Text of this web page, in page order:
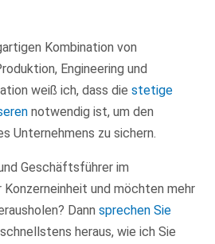
Kombination von
Engineering und
weiß ich, dass diestetige
notwendig ist, um den
Unternehmens zu sichern.
Geschäftsführer im
und möchten mehr
Dannsprechen Sie
heraus, wie ich Sie